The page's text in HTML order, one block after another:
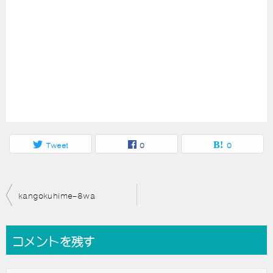
Tweet 0 0
投
ビ
kangokuhime-8wa
コメントを残す